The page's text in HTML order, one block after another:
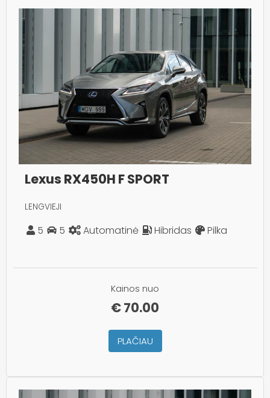
Lexus RX450H F SPORT
LENGVIEJI
5 5 Automatinė Hibridas Pilka
Kainos nuo
€70.00
PLAČIAU